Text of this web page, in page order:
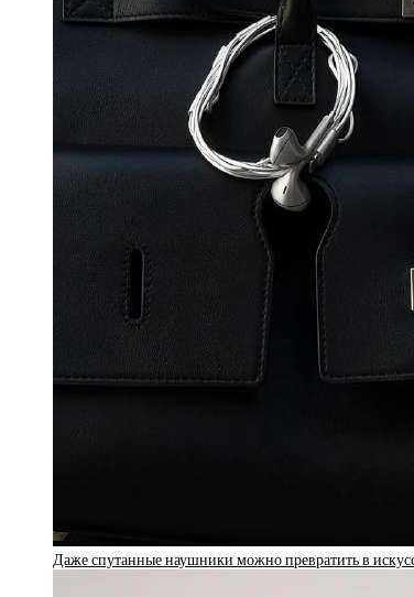
Даже спутанные наушники можно превратить в